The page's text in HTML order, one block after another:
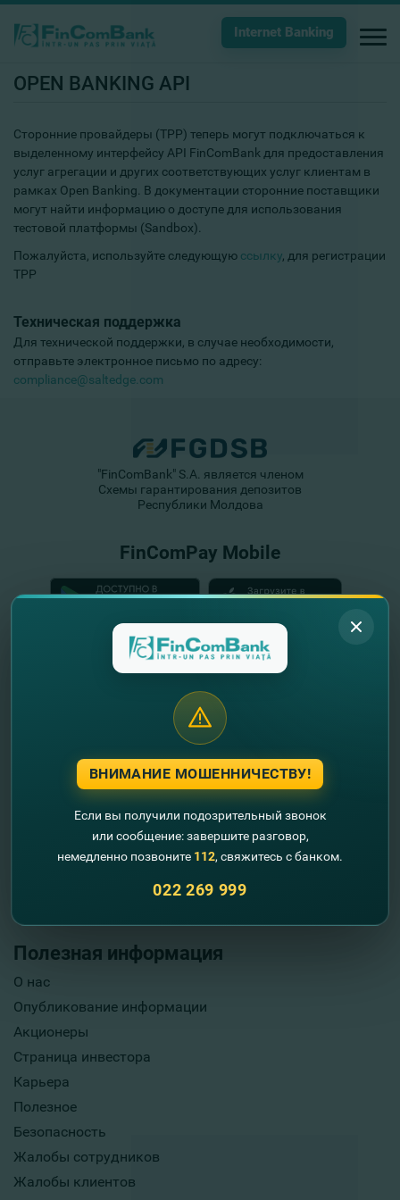
Internet Banking
OPEN BANKING API
Сторонние провайдеры (TPP) теперь могут подключаться к
выделенному интерфейсу API FinComBank для предоставления
услуг агрегации и других соответствующих услуг клиентам в
рамках Open Banking. В документации сторонние поставщики
могут найти информацию о доступе для использования
тестовой платформы (Sandbox).
Пожалуйста, используйте следующую ссылку , для регистрации
TPP
Техническая поддержка
Для технической поддержки, в случае необходимости,
отправьте электронное письмо по адресу:
compliance@saltedge.com
Полезная информация
О нас
Опубликование информации
Акционеры
Страница инвестора
Карьера
Полезное
Безопасность
Жалобы сотрудников
Жалобы клиентов
"FinComBank" S.A. является членом
Схемы гарантирования депозитов
Республики Молдова
FinComPay Mobile
ВНИМАНИЕ МОШЕННИЧЕСТВУ!
Если вы получили подозрительный звонок
или сообщение: завершите разговор,
немедленно позвоните 112, свяжитесь с банком.
022 269 999